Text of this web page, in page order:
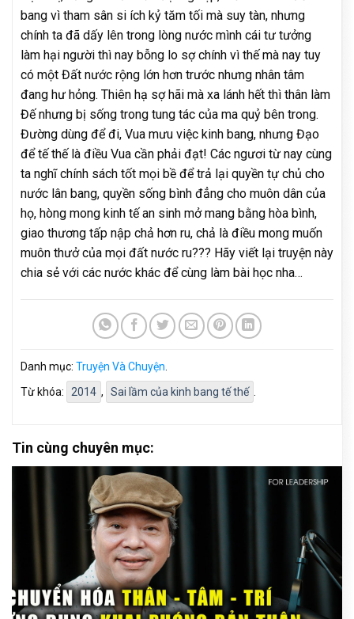
bang vì tham sân si ích kỷ tăm tối mà suy tàn, nhưng
chính ta đã dấy lên trong lòng nước mình cái tư tưởng
làm hại người thì nay bỗng lo sợ chính vì thế mà nay tuy
có một Đất nước rộng lớn hơn trước nhưng nhân tâm
đang hư hỏng. Thiên hạ sợ hãi mà xa lánh hết thì thân làm
Đế nhưng bị sống trong tung tác của ma quỷ bên trong.
Đường dùng để đi, Vua mưu việc kinh bang, nhưng Đạo
để tế thế là điều Vua cần phải đạt! Các ngươi từ nay cùng
ta nghĩ chính sách tốt mọi bề để trả lại quyền tự chủ cho
nước lân bang, quyền sống bình đẳng cho muôn dân của
họ, hòng mong kinh tế an sinh mở mang bằng hòa bình,
giao thương tấp nập chả hơn ru, chả là điều mong muốn
muôn thưở của mọi đất nước ru??? Hãy viết lại truyện này
chia sẻ với các nước khác để cùng làm bài học nha…
Danh mục: Truyện Và Chuyện
Từ khóa:
2014 , Sai lầm của kinh bang tế thế
Tin cùng chuyên mục: